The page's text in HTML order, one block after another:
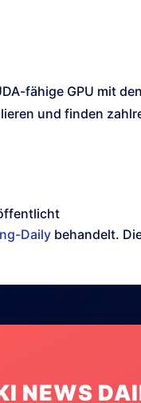
fähige GPU mit
und finden
Daily behandelt.
NEWS